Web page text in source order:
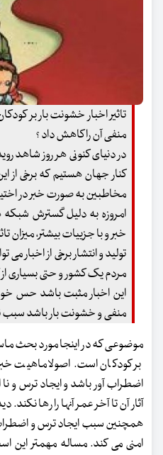
تاثیر اخبار خشونت بار بر
منفی آن را کاهش داد ؟
در دنیای کنونی هر روز شاهد
کنار جهان هستیم که برخی از
مخاطبین به صورت خبر در اختیار
امروزه به دلیل گسترش
خبر و با جزییات بیشتر، میزان
تولید و انتشار برخی از اخبار می
مردم یک کشور و حتی بسیاری از
این اخبار مثبت باشد حس
منفی و خشونت بار باشد سبب
موضوعی که در اینجا مورد بحث
بر کودکان است. اصولا ماهیت
اضطراب آور باشد و ایجاد ترس و
آثار آن تا آخر عمر آنها را رها
همچنین سبب ایجاد ترس و اضطراب
امنی می کند. مساله مهمتر این